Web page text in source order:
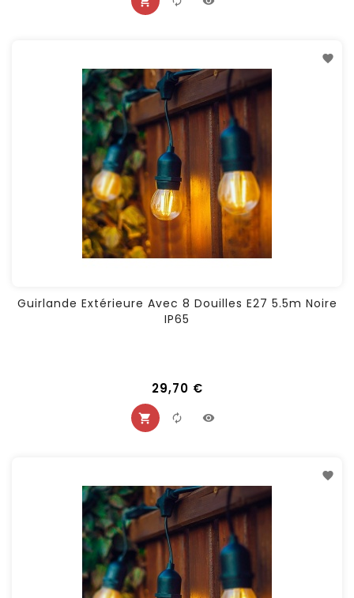
Guirlande Extérieure Avec 8 Douilles E27 5.5m Noire
IP65
29,70 €